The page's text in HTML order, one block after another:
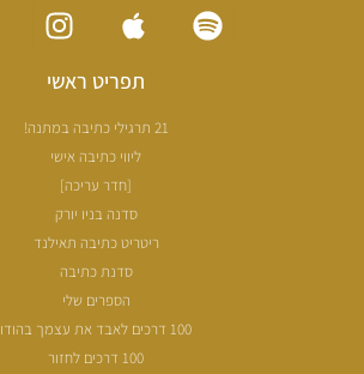
תפריט ראשי
21 תרגילי כתיבה במתנה!
ליווי כתיבה אישי
[חדר עריכה]
סדנה בניו יורק
ריטריט כתיבה תאילנד
סדנת כתיבה
הספרים שלי
100 דרכים לאבד את עצמך בהודו
100 דרכים לחזור